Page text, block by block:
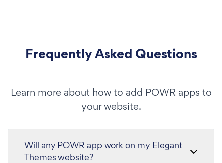
Frequently Asked Questions
Learn more about how to add POWR apps to
your website.
Will any POWR app work on my Elegant
Themes website?